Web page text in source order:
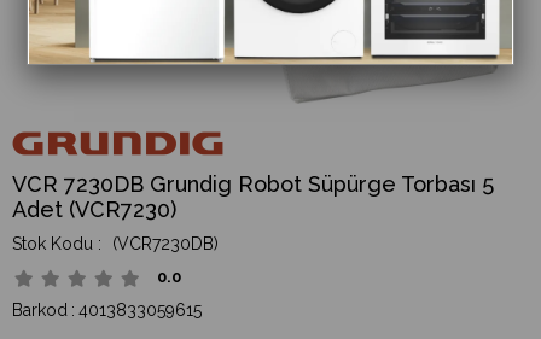
VCR 7230DB Grundig Robot Süpürge Torbası 5
Adet (VCR7230)
(VCR7230DB)
0.0
Barkod : 4013833059615